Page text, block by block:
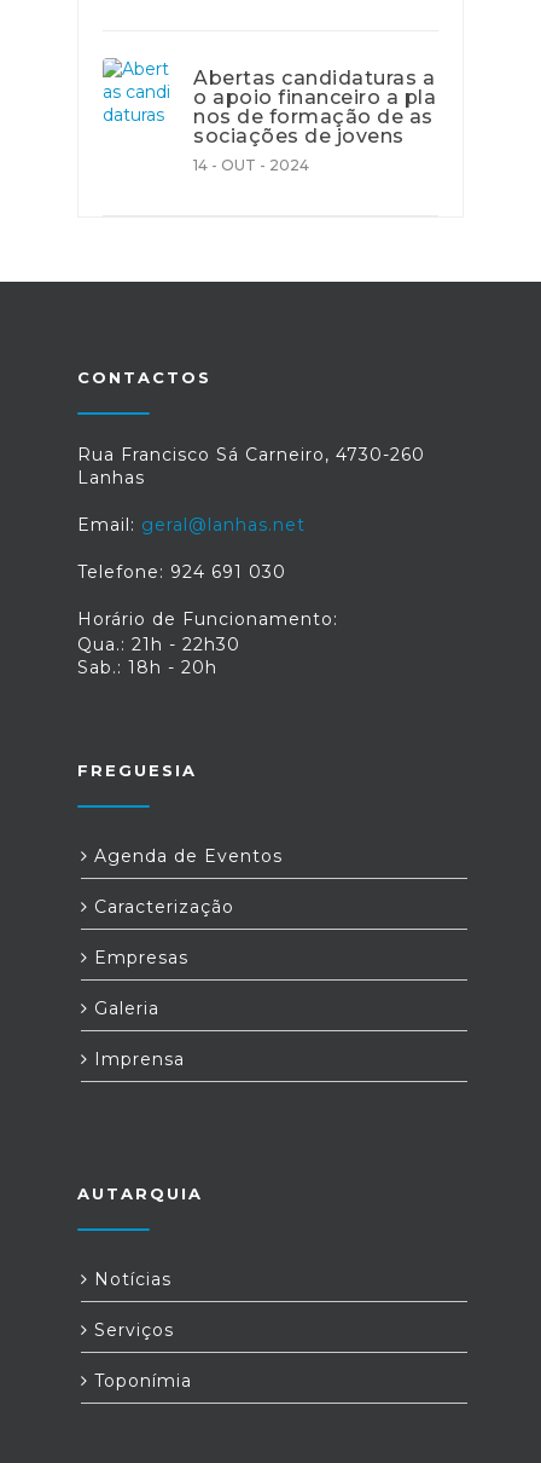
Abertas candidaturas a
o apoio financeiro a pla
nos de formação de as
sociações de jovens
14 - OUT - 2024
CONTACTOS
Rua Francisco Sá Carneiro, 4730-260
Lanhas
Email: geral@lanhas.net
Telefone: 924 691 030
Horário de Funcionamento:
Qua.: 21h - 22h30
Sab.: 18h - 20h
FREGUESIA
Agenda de Eventos
Caracterização
Empresas
Galeria
Imprensa
AUTARQUIA
Notícias
Serviços
Toponímia